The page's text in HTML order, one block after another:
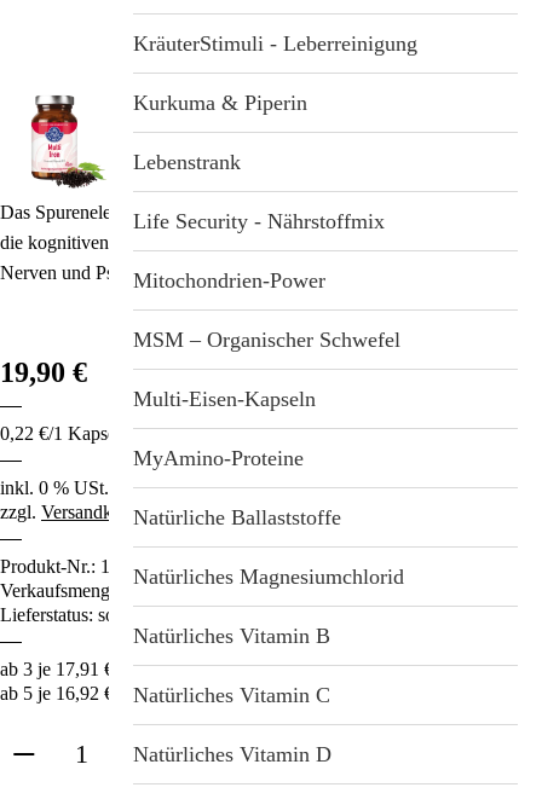
Das Spurenelement Eisen reduziert Müdigkeit und Erschöpfung und
die kognitiven Fähigkeiten verbessern sich. Zudem stärkt es die
Nerven und Psyche.
%
19,90 €
0,22 €/1 Kapsel
inkl. 0 % USt.
zzgl. Versandkosten
Produkt-Nr.: 1412
Verkaufsmenge:
90 Kapseln
Lieferstatus: sofort lieferbar
ab 3 je 17,91 € – 10% Ersparnis
ab 5 je 16,92 € – 15% Ersparnis
in den Warenkorb
Stichwortverzeichnis
Aktuell
Abonnement
Geschenkideen
Immunsystemstärkung
St. Helia-Produkte
Spezial-Angebote
Fundgrube
KräuterStimuli - Leberreinigung
Kurkuma & Piperin
Lebenstrank
Life Security - Nährstoffmix
Mitochondrien-Power
MSM – Organischer Schwefel
Multi-Eisen-Kapseln
MyAmino-Proteine
Natürliche Ballaststoffe
Natürliches Magnesiumchlorid
Natürliches Vitamin B
Natürliches Vitamin C
Natürliches Vitamin D